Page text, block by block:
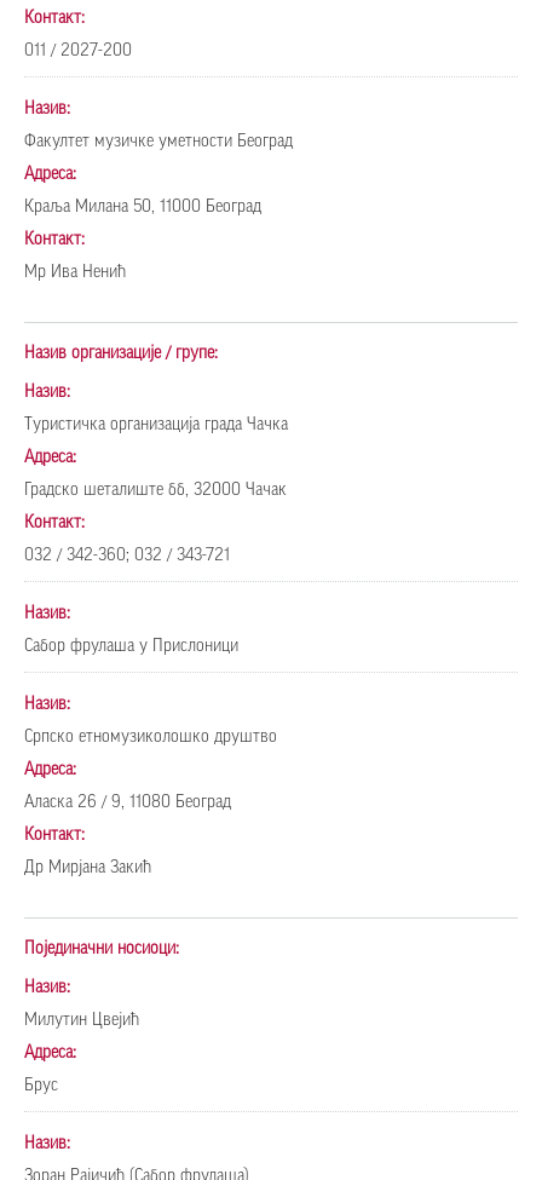
Контакт:
011 / 2027-200
Назив:
Факултет музичке уметности Београд
Адреса:
Краља Милана 50, 11000 Београд
Контакт:
Мр Ива Ненић
Назив организације / групе:
Назив:
Туристичка организација града Чачка
Адреса:
Градско шеталиште бб, 32000 Чачак
Контакт:
032 / 342-360; 032 / 343-721
Назив:
Сабор фрулаша у Прислоници
Назив:
Српско етномузиколошко друштво
Адреса:
Аласка 26 / 9, 11080 Београд
Контакт:
Др Мирјана Закић
Појединачни носиоци:
Назив:
Милутин Цвејић
Адреса:
Брус
Назив:
Зоран Рајичић (Сабор фрулаша)